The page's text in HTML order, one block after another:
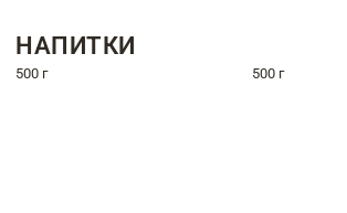
НАПИТКИ
500 г 500 г